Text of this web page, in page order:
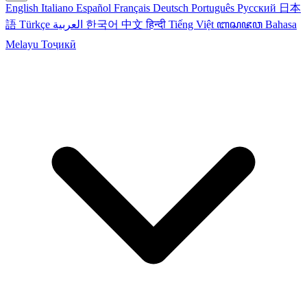
English Italiano Español Français Deutsch Português Русский 日本
語 Türkçe 한국어 中文हिन्दी Tiếng Việt ꦧꦱꦗꦮ Bahasa
Melayu Тоҷикӣ